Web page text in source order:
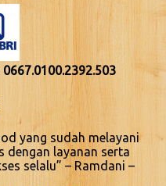
0667.0100.2392.503
yang sudah melayani
dengan layanan serta
selalu” – Ramdani –